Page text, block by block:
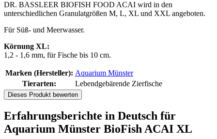
DR. BASSLEER BIOFISH FOOD ACAI wird in den
unterschiedlichen Granulatgrößen M, L, XL und XXL angeboten.
Für Süß- und Meerwasser.
Körnung XL:
1,2 - 1,6 mm, für Fische bis 10 cm.
Marken (Hersteller): Aquarium Münster
Tierarten:
Lebendgebärende Zierfische
Dieses Produkt bewerten
Erfahrungsberichte in Deutsch für
Aquarium Münster BioFish ACAI XL